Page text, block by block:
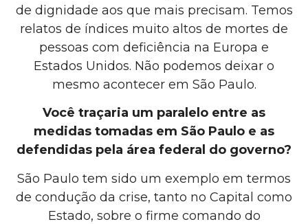
de dignidade aos que mais precisam. Temos
relatos de índices muito altos de mortes de
pessoas com deficiência na Europa e
Estados Unidos. Não podemos deixar o
mesmo acontecer em São Paulo.
Você traçaria um paralelo entre as
medidas tomadas em São Paulo e as
defendidas pela área federal do governo?
São Paulo tem sido um exemplo em termos
de condução da crise, tanto no Capital como
Estado, sobre o firme comando do